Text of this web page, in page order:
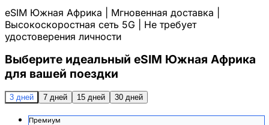
eSIM Южная Африка | Мгновенная доставка |
Высокоскоростная сеть 5G | Не требует
удостоверения личности
Выберите идеальный eSIM Южная Африка
для вашей поездки
3 дней 7 дней 15 дней 30 дней
Премиум